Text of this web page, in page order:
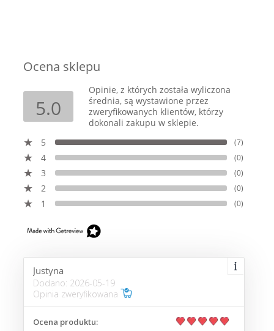
Ocena sklepu
5.0
Opinie, z których została wyliczona
średnia, są wystawione przez
zweryfikowanych klientów, którzy
dokonali zakupu w sklepie.
5
(7)
4 (0)
3 (0)
2 (0)
1 (0)
Justyna
Dodano: 2026-05-19
Opinia zweryfikowana
Ocena produktu: